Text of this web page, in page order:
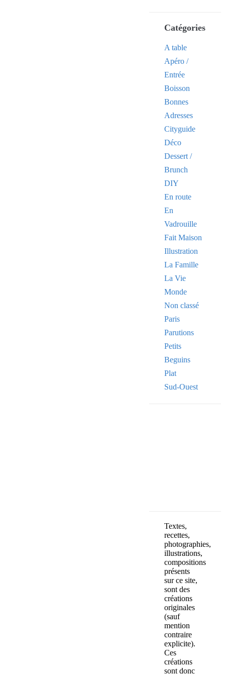
Catégories
A table
Apéro /
Entrée
Boisson
Bonnes
Adresses
Cityguide
Déco
Dessert /
Brunch
DIY
En route
En
Vadrouille
Fait Maison
Illustration
La Famille
La Vie
Monde
Non classé
Paris
Parutions
Petits
Beguins
Plat
Sud-Ouest
Textes,
recettes,
photographies,
illustrations,
compositions
présents
sur ce site,
sont des
créations
originales
(sauf
mention
contraire
explicite).
Ces
créations
sont donc